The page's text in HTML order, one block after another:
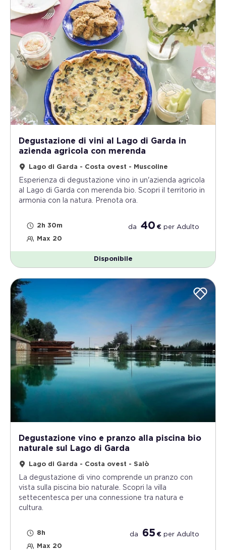
Degustazione di vini al Lago di Garda in
azienda agricola con merenda
Lago di Garda - Costa ovest - Muscoline
Esperienza di degustazione vino in un'azienda agricola
al Lago di Garda con merenda bio. Scopri il territorio in
armonia con la natura. Prenota ora.
2h 30m
Max 20
da 40 € per Adulto
Disponibile
Degustazione vino e pranzo alla piscina bio
naturale sul Lago di Garda
Lago di Garda - Costa ovest - Salò
La degustazione di vino comprende un pranzo con
vista sulla piscina bio naturale. Scopri la villa
settecentesca per una connessione tra natura e
cultura.
8h
Max 20
da 65 € per Adulto